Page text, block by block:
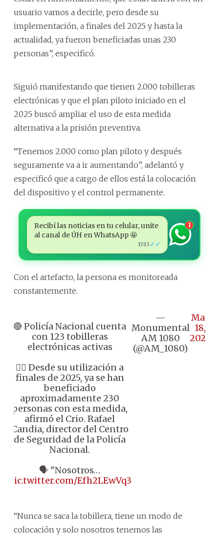
usuario vamos a decirle, pero desde su
implementación, a finales del 2025 y hasta la
actualidad, ya fueron beneficiadas unas 230
personas”, especificó.
Siguió manifestando que tienen 2.000 tobilleras
electrónicas y que el plan piloto iniciado en el
2025 buscó ampliar el uso de esta medida
alternativa a la prisión preventiva.
“Tenemos 2.000 como plan piloto y después
seguramente va a ir aumentando”, adelantó y
especificó que a cargo de ellos está la colocación
del dispositivo y el control permanente.
Recibí las noticias en tu celular, unite
al canal de ÚH en WhatsApp 🤩
17:13 ✓✓
1
Con el artefacto, la persona es monitoreada
constantemente.
🔴 Policía Nacional cuenta
con 123 tobilleras
electrónicas activas
👉🏼 Desde su utilización a
finales de 2025, ya se han
beneficiado
aproximadamente 230
personas con esta medida,
afirmó el Crio. Rafael
Candia, director del Centro
de Seguridad de la Policía
Nacional.
🗣️ "Nosotros…
pic.twitter.com/Efh2LEwVq3
—
Monumental
AM 1080
(@AM_1080)
May
18,
2026
“Nunca se saca la tobillera, tiene un modo de
colocación y solo nosotros tenemos las